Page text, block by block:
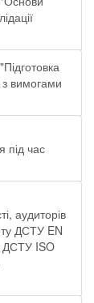
з вимогами
під час
аудиторів
ДСТУ EN
ДСТУ ISO